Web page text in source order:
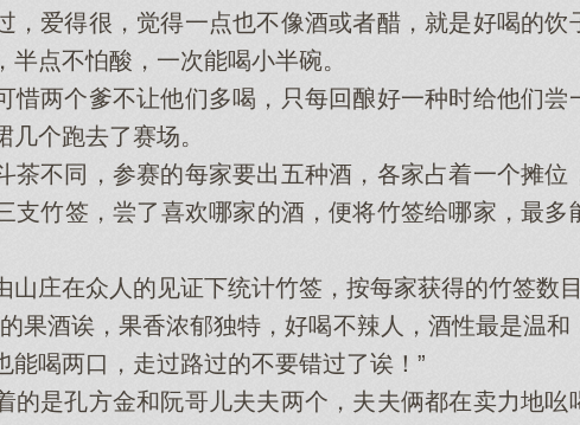
爱得很，觉得一点也不像酒或者醋，就是好喝的饮
点不怕酸，一次能喝小半碗。
两个爹不让他们多喝，只每回酿好一种时给他们尝
个跑去了赛场。
不同，参赛的每家要出五种酒，各家占着一个摊位
支竹签，尝了喜欢哪家的酒，便将竹签给哪家，最
在众人的见证下统计竹签，按每家获得的竹签数目
酒诶，果香浓郁独特，好喝不辣人，酒性最是温和
能喝两口，走过路过的不要错过了诶！”
是孔方金和阮哥儿夫夫两个，夫夫俩都在卖力地吆